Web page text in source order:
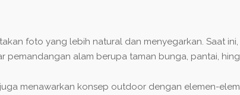
foto yang lebih natural dan menyegarkan. Saat
alam berupa taman bunga, pantai,
menawarkan konsep outdoor dengan elemen-